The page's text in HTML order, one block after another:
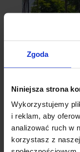
Zgoda
Niniejsza strona
Wykorzystujemy
i reklam, aby
analizować ruch w
korzystasz z